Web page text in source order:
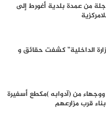
من عمدة بلدية أغورط إلى
الداخلية” كشفت حقائق و
من (آدوابه )مكطع أسفيرة
قرب مزارعهم